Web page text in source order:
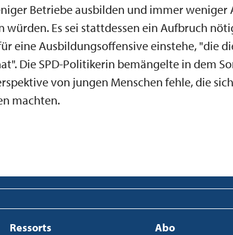
Betriebe ausbilden und immer weniger
würden. Es sei stattdessen ein Aufbruch
eine Ausbildungsoffensive einstehe, "die
Die SPD-Politikerin bemängelte in dem
von jungen Menschen fehle, die
machten.
Ressorts Abo